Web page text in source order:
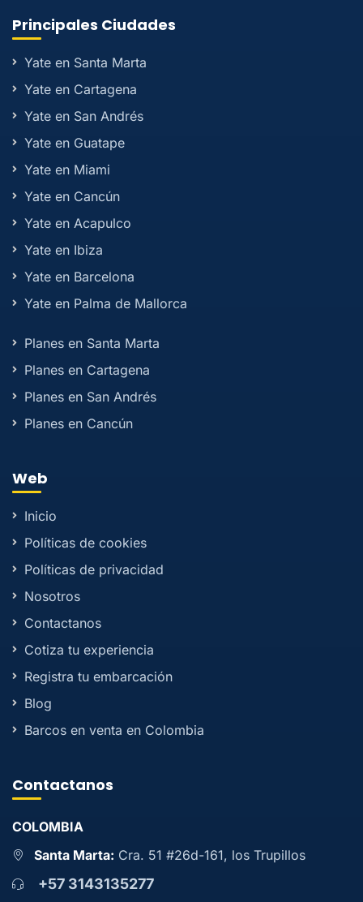
Principales Ciudades
Yate en Santa Marta
Yate en Cartagena
Yate en San Andrés
Yate en Guatape
Yate en Miami
Yate en Cancún
Yate en Acapulco
Yate en Ibiza
Yate en Barcelona
Yate en Palma de Mallorca
Planes en Santa Marta
Planes en Cartagena
Planes en San Andrés
Planes en Cancún
Web
Inicio
Políticas de cookies
Políticas de privacidad
Nosotros
Contactanos
Cotiza tu experiencia
Registra tu embarcación
Blog
Barcos en venta en Colombia
Contactanos
COLOMBIA
Santa Marta: Cra. 51 #26d-161, los Trupillos
+57 3143135277